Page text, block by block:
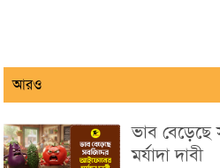
আরও
ভাব
মর্যাদা দাবী